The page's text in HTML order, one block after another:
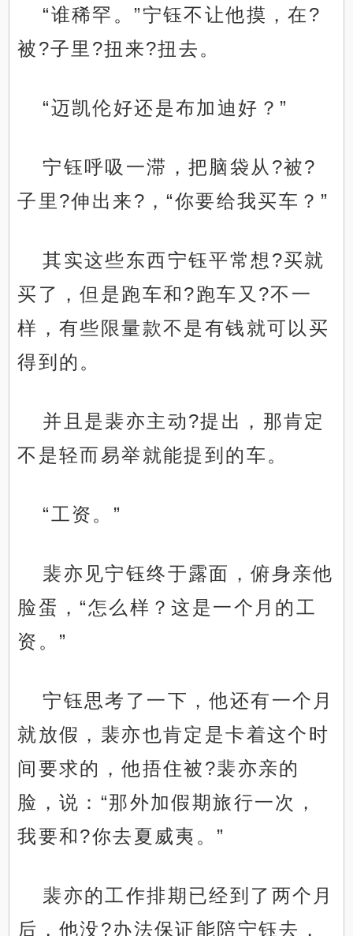
“谁稀罕。”宁钰不让他摸，在?
被?子里?扭来?扭去。
“迈凯伦好还是布加迪好？”
宁钰呼吸一滞，把脑袋从?被?
子里?伸出来?，“你要给我买车？”
其实这些东西宁钰平常想?买就
买了，但是跑车和?跑车又?不一
样，有些限量款不是有钱就可以买
得到的。
并且是裴亦主动?提出，那肯定
不是轻而易举就能提到的车。
“工资。”
裴亦见宁钰终于露面，俯身亲他
脸蛋，“怎么样？这是一个月的工
资。”
宁钰思考了一下，他还有一个月
就放假，裴亦也肯定是卡着这个时
间要求的，他捂住被?裴亦亲的
脸，说：“那外加假期旅行一次，
我要和?你去夏威夷。”
裴亦的工作排期已经到了两个月
后，他没?办法保证能陪宁钰去，